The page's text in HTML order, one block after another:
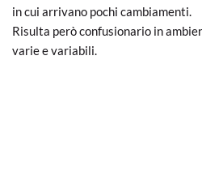
in cui arrivano pochi cambiamenti.
Risulta però confusionario in
varie e variabili.